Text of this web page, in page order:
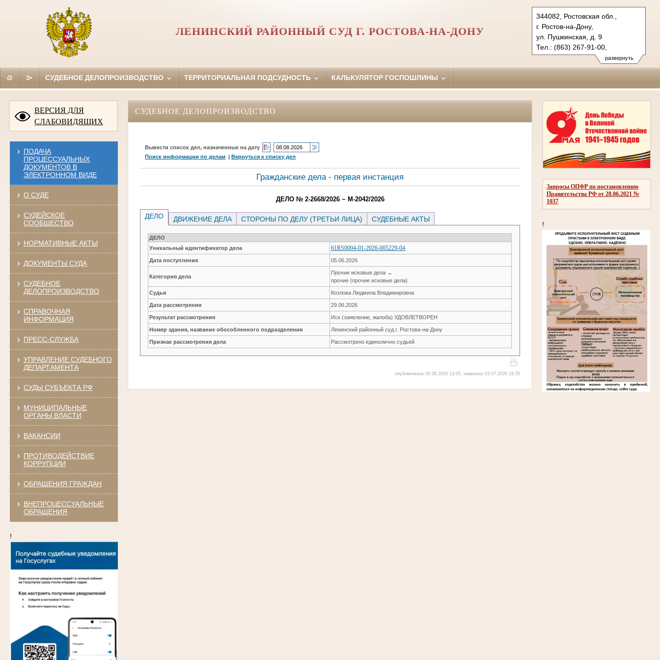
развернуть
344082, Ростовская обл.,
г. Ростов-на-Дону,
ул. Пушкинская, д. 9
Тел.: (863) 267-91-00,
(863) 267-87-93 (ф.)
leninsky.ros@sudrf.ru
ЛЕНИНСКИЙ РАЙОННЫЙ СУД Г. РОСТОВА-НА-ДОНУ
СУДЕБНОЕ ДЕЛОПРОИЗВОДСТВО ТЕРРИТОРИАЛЬНАЯ ПОДСУДНОСТЬ КАЛЬКУЛЯТОР ГОСПОШЛИНЫ
ВЕРСИЯ ДЛЯ
СЛАБОВИДЯЩИХ
ПОДАЧА
ПРОЦЕССУАЛЬНЫХ
ДОКУМЕНТОВ В
ЭЛЕКТРОННОМ ВИДЕ
О СУДЕ
СУДЕЙСКОЕ
СООБЩЕСТВО
НОРМАТИВНЫЕ АКТЫ
ДОКУМЕНТЫ СУДА
СУДЕБНОЕ
ДЕЛОПРОИЗВОДСТВО
СПРАВОЧНАЯ
ИНФОРМАЦИЯ
ПРЕСС-СЛУЖБА
УПРАВЛЕНИЕ СУДЕБНОГО
ДЕПАРТАМЕНТА
СУДЫ СУБЪЕКТА РФ
МУНИЦИПАЛЬНЫЕ
ОРГАНЫ ВЛАСТИ
ВАКАНСИИ
ПРОТИВОДЕЙСТВИЕ
КОРРУПЦИИ
ОБРАЩЕНИЯ ГРАЖДАН
ВНЕПРОЦЕССУАЛЬНЫЕ
ОБРАЩЕНИЯ
!
Запросы ОПФР по постановлению
Правительства РФ от 28.06.2021 №
1037
!
СУДЕБНОЕ ДЕЛОПРОИЗВОДСТВО
Вывести список дел, назначенных на дату
Поиск информации по делам |Вернуться к списку дел
Гражданские дела - первая инстанция
ДЕЛО № 2-2668/2026 ~ М-2042/2026
ДЕЛО ДВИЖЕНИЕ ДЕЛА СТОРОНЫ ПО ДЕЛУ (ТРЕТЬИ ЛИЦА) СУДЕБНЫЕ АКТЫ
ДЕЛО
Уникальный идентификатор дела
61RS0004-01-2026-005229-04
Дата поступления 05.06.2026
Категория дела
Прочие исковые дела →
прочие (прочие исковые дела)
Судья Козлова Людмила Владимировна
Дата рассмотрения 29.06.2026
Результат рассмотрения Иск (заявление, жалоба) УДОВЛЕТВОРЕН
Номер здания, название обособленного подразделения Ленинский районный суд г. Ростова-на-Дону
Признак рассмотрения дела Рассмотрено единолично судьей
опубликовано 05.06.2026 13:05, изменено 03.07.2026 19:35